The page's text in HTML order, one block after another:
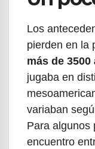
Los
pierden en la
más de 3500
jugaba en
variaban
Para algunos
encuentro